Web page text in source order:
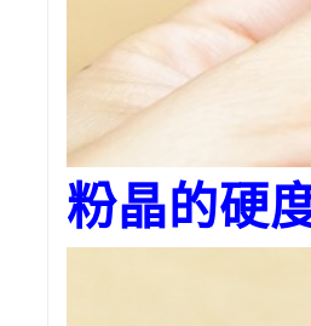
粉晶的硬